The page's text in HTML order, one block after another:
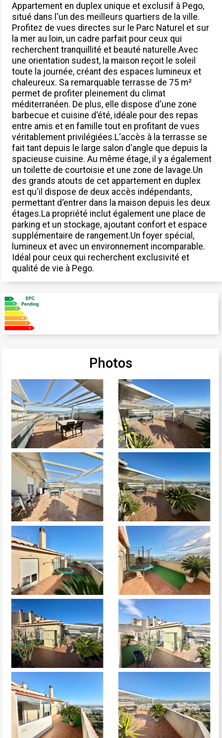
Appartement en duplex unique et exclusif à Pego,
situé dans l‘un des meilleurs quartiers de la ville.
Profitez de vues directes sur le Parc Naturel et sur
la mer au loin, un cadre parfait pour ceux qui
recherchent tranquillité et beauté naturelle.Avec
une orientation sudest, la maison reçoit le soleil
toute la journée, créant des espaces lumineux et
chaleureux. Sa remarquable terrasse de 75 m²
permet de profiter pleinement du climat
méditerranéen. De plus, elle dispose d‘une zone
barbecue et cuisine d‘été, idéale pour des repas
entre amis et en famille tout en profitant de vues
véritablement privilégiées.L‘accès à la terrasse se
fait tant depuis le large salon d‘angle que depuis la
spacieuse cuisine. Au même étage, il y a également
un toilette de courtoisie et une zone de lavage.Un
des grands atouts de cet appartement en duplex
est qu‘il dispose de deux accès indépendants,
permettant d‘entrer dans la maison depuis les deux
étages.La propriété inclut également une place de
parking et un stockage, ajoutant confort et espace
supplémentaire de rangement.Un foyer spécial,
lumineux et avec un environnement incomparable.
Idéal pour ceux qui recherchent exclusivité et
qualité de vie à Pego.
Photos